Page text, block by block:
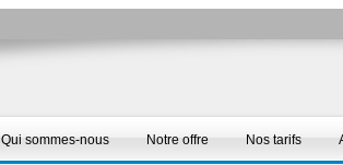
Qui sommes-nous Notre offre Nos tarifs